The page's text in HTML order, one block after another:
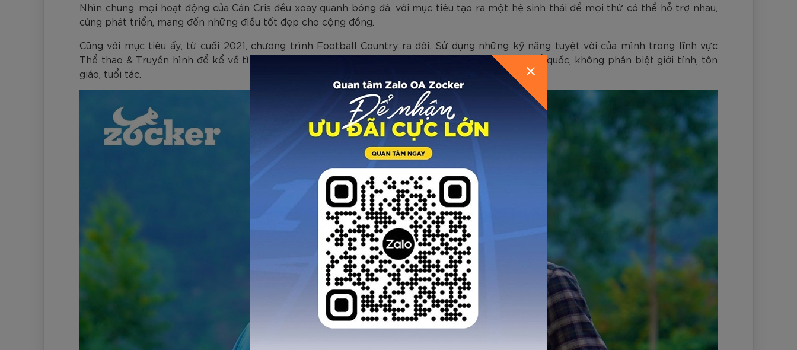
Nhìn chung, mọi hoạt động của Cán Cris đều xoay quanh bóng đá, với mục tiêu tạo ra một hệ sinh thái để mọi thứ có thể hỗ trợ nhau,
cùng phát triển, mang đến những điều tốt đẹp cho cộng đồng.
Cũng với mục tiêu ấy, từ cuối 2021, chương trình Football Country ra đời. Sử dụng những kỹ năng tuyệt vời của mình trong lĩnh vực
Thể thao & Truyền hình để kể về tình yêu bóng đá mãnh liệt của người Việt ở khắp mọi miền tổ quốc, không phân biệt giới tính, tôn
giáo, tuổi tác.